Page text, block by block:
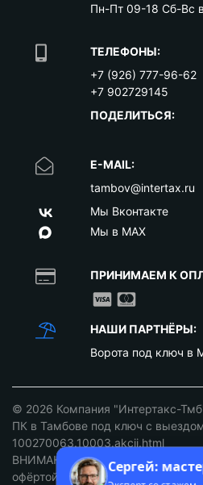
Пн-Пт 09-18 Сб-Вс
ТЕЛЕФОНЫ:
+7 (926) 777-96-62
+7 902729145
ПОДЕЛИТЬСЯ:
E-MAIL:
tambov@intertax.ru
Мы Вконтакте
Мы в MAX
ПРИНИМАЕМ К
НАШИ ПАРТНЁРЫ:
Ворота под ключ в
© 2026 Компания "Интертакс-
ПК в Тамбове под ключ с
100270063.10003.akcii.html
ВНИМАНИЕ: ст. 437 ГК РФ. Цены
офёртой уточняйте у наших
Сергей: